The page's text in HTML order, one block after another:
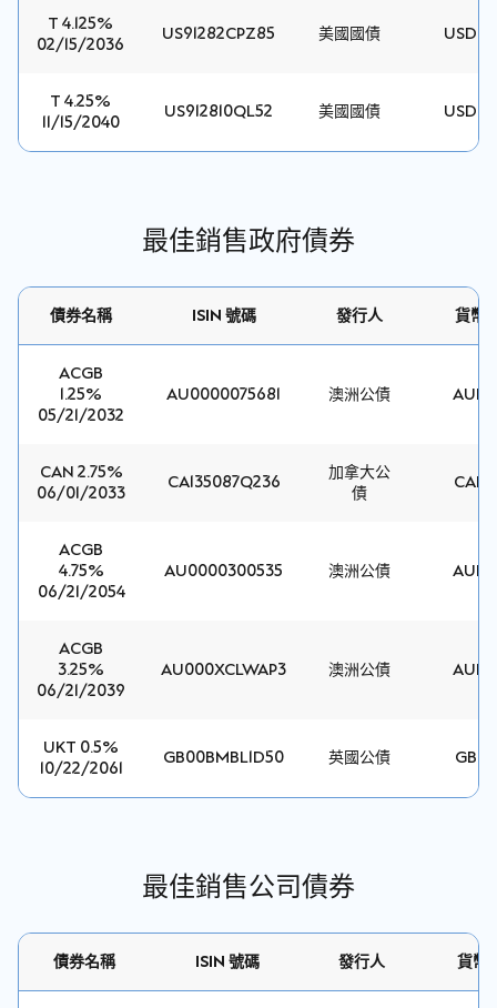
T 4.125%
02/15/2036
US91282CPZ85 美國國債 USD
T 4.25%
11/15/2040
US912810QL52 美國國債 USD
最佳銷售政府債券
債券名稱 ISIN 號碼 發行人 貨幣
ACGB
1.25%
05/21/2032
AU0000075681 澳洲公債 AUD
CAN 2.75%
06/01/2033
CA135087Q236
加拿大公
債
CAD
ACGB
4.75%
06/21/2054
AU0000300535 澳洲公債 AUD
ACGB
3.25%
06/21/2039
AU000XCLWAP3 澳洲公債 AUD
UKT 0.5%
10/22/2061
GB00BMBL1D50 英國公債 GBP
最佳銷售公司債券
債券名稱 ISIN 號碼 發行人 貨幣